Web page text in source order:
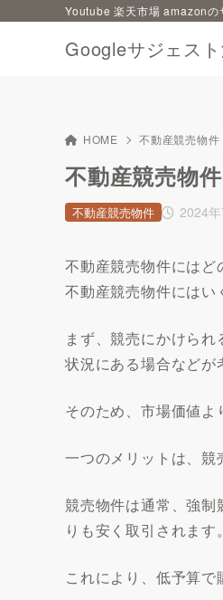
Googleサジェス
Youtube 楽天市場 amazonの
HOME 不動産競売物件
不動産競売物
2024
不動産競売物件
不動産競売物件にはど
不動産競売物件にはい
まず、競売にかけら
状況にある場合などが
そのため、市場価値よ
一つのメリットは、競
競売物件は通常、強制
りも安く取引されます。
これにより、低予算で